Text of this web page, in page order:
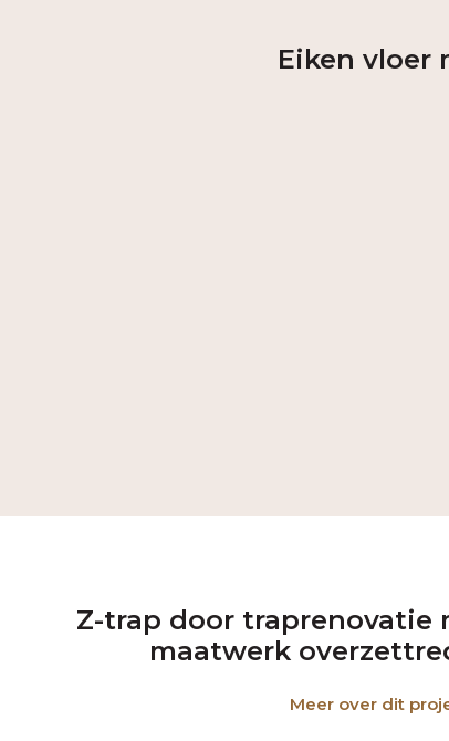
Eiken vloer
Z-trap door traprenovatie
maatwerk
Meer over dit